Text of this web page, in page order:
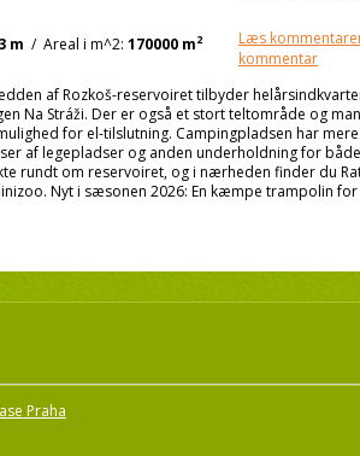
Læs
kommentar
m / Areal i m^2: 170000 m2
af Rozkoš-reservoiret tilbyder
Na Stráži. Der er også et stort teltområde og
for el-tilslutning. Campingpladsen har
af legepladser og anden underholdning for
rundt om reservoiret, og i nærheden finder du
Nyt i sæsonen 2026: En kæmpe trampolin
Praha